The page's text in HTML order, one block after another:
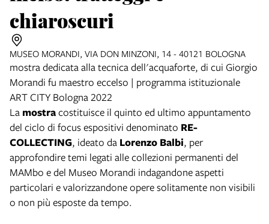
chiaroscuri
MUSEO MORANDI, VIA DON MINZONI, 14 - 40121 BOLOGNA
mostra dedicata alla tecnica dell'acquaforte, di cui Giorgio
Morandi fu maestro eccelso | programma istituzionale
ART CITY Bologna 2022
La mostracostituisce il quinto ed ultimo appuntamento
del ciclo di focus espositivi denominato RE-
COLLECTING, ideato da Lorenzo Balbi, per
approfondire temi legati alle collezioni permanenti del
MAMbo e del Museo Morandi indagandone aspetti
particolari e valorizzandone opere solitamente non visibili
o non più esposte da tempo.